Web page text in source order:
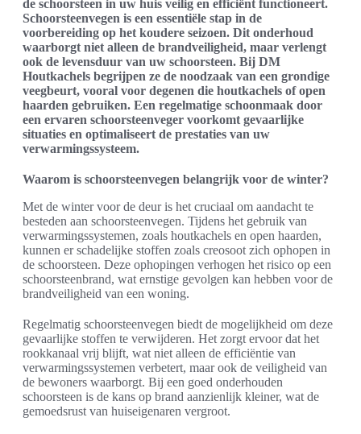
de schoorsteen in uw huis veilig en efficiënt functioneert.
Schoorsteenvegen is een essentiële stap in de
voorbereiding op het koudere seizoen. Dit onderhoud
waarborgt niet alleen de brandveiligheid, maar verlengt
ook de levensduur van uw schoorsteen. Bij DM
Houtkachels begrijpen ze de noodzaak van een grondige
veegbeurt, vooral voor degenen die houtkachels of open
haarden gebruiken. Een regelmatige schoonmaak door
een ervaren schoorsteenveger voorkomt gevaarlijke
situaties en optimaliseert de prestaties van uw
verwarmingssysteem.
Waarom is schoorsteenvegen belangrijk voor de winter?
Met de winter voor de deur is het cruciaal om aandacht te
besteden aan schoorsteenvegen. Tijdens het gebruik van
verwarmingssystemen, zoals houtkachels en open haarden,
kunnen er schadelijke stoffen zoals creosoot zich ophopen in
de schoorsteen. Deze ophopingen verhogen het risico op een
schoorsteenbrand, wat ernstige gevolgen kan hebben voor de
brandveiligheid van een woning.
Regelmatig schoorsteenvegen biedt de mogelijkheid om deze
gevaarlijke stoffen te verwijderen. Het zorgt ervoor dat het
rookkanaal vrij blijft, wat niet alleen de efficiëntie van
verwarmingssystemen verbetert, maar ook de veiligheid van
de bewoners waarborgt. Bij een goed onderhouden
schoorsteen is de kans op brand aanzienlijk kleiner, wat de
gemoedsrust van huiseigenaren vergroot.